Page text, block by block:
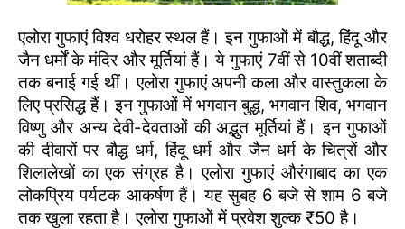
एलोरा गुफाएं विश्व धरोहर स्थल हैं। इन गुफाओं में बौद्ध, हिंदू और
जैन धर्मों के मंदिर और मूर्तियां हैं। ये गुफाएं 7वीं से 10वीं शताब्दी
तक बनाई गई थीं। एलोरा गुफाएं अपनी कला और वास्तुकला के
लिए प्रसिद्ध हैं। इन गुफाओं में भगवान बुद्ध, भगवान शिव, भगवान
विष्णु और अन्य देवी-देवताओं की अद्भुत मूर्तियां हैं। इन गुफाओं
की दीवारों पर बौद्ध धर्म, हिंदू धर्म और जैन धर्म के चित्रों और
शिलालेखों का एक संग्रह है। एलोरा गुफाएं औरंगाबाद का एक
लोकप्रिय पर्यटक आकर्षण हैं। यह सुबह 6 बजे से शाम 6 बजे
तक खुला रहता है। एलोरा गुफाओं में प्रवेश शुल्क ₹50 है।